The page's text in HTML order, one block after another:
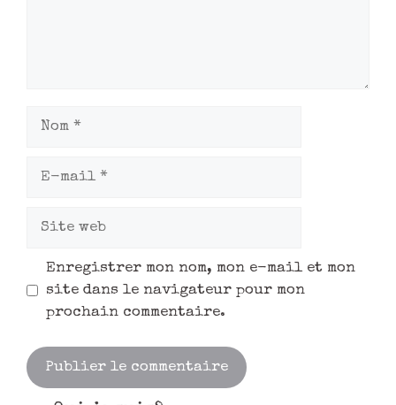
Enregistrer mon nom, mon e-mail et mon
site dans le navigateur pour mon
prochain commentaire.